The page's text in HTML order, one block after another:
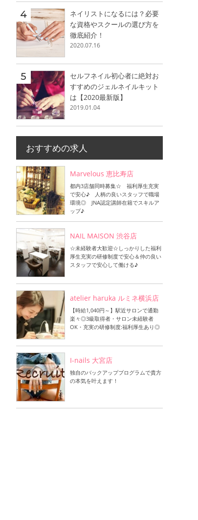
ネイリストになるには？必要
な資格やスクールの選び方を
徹底紹介！
2020.07.16
セルフネイル初心者に絶対お
すすめのジェルネイルキット
は【2020最新版】
2019.01.04
おすすめの求人
Marvelous 恵比寿店
都内3店舗同時募集☆ 福利厚生充実
で安心♪ 人柄の良いスタッフで職場
環境◎ JNA認定講師在籍でスキルア
ップ♪
NAIL MAISON 渋谷店
☆未経験者大歓迎☆しっかりした福利
厚生充実の研修制度で安心＆仲の良い
スタッフで安心して働ける♪
atelier haruka ルミネ横浜店
【時給1,040円～】駅近サロンで通勤
楽々◎3級取得者・サロン未経験者
OK・充実の研修制度:福利厚生あり◎
I-nails 大宮店
独自のバックアッププログラムで貴方
の本気を叶えます！